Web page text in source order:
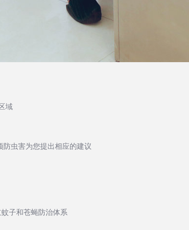
域
虫害为您提出相应的建议
子和苍蝇防治体系